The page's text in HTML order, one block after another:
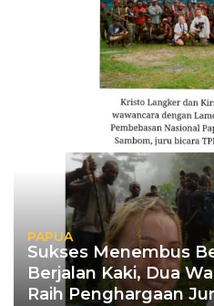
PAPUA
Sukses Menembus
Berjalan Kaki, Dua
Raih Penghargaan